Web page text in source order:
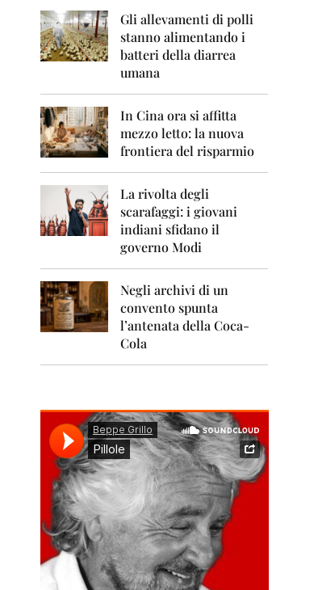
Gli allevamenti di polli
stanno alimentando i
batteri della diarrea
umana
In Cina ora si affitta
mezzo letto: la nuova
frontiera del risparmio
La rivolta degli
scarafaggi: i giovani
indiani sfidano il
governo Modi
Negli archivi di un
convento spunta
l’antenata della Coca-
Cola